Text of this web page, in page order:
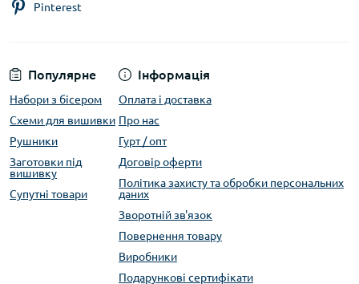
Популярне
Набори з бісером
Схеми для вишивки
Рушники
Заготовки під
вишивку
Супутні товари
Інформація
Оплата і доставка
Про нас
Гурт / опт
Договір оферти
Політика захисту та обробки персональних
даних
Зворотній зв'язок
Повернення товару
Виробники
Подарункові сертифікати
Pinterest